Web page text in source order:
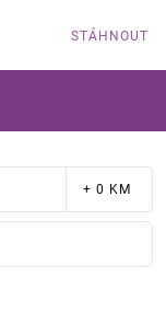
STÁHNOUT
+ 0 KM